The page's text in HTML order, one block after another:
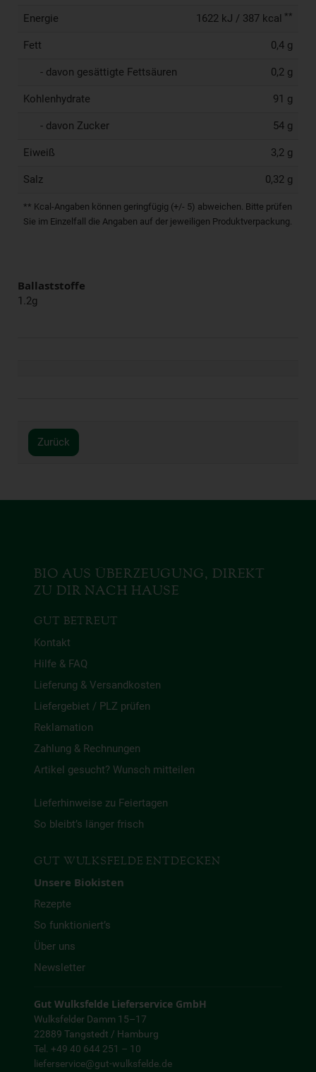
Energie 1622 kJ / 387 kcal **
Fett 0,4 g
- davon gesättigte Fettsäuren 0,2 g
Kohlenhydrate 91 g
- davon Zucker 54 g
Eiweiß 3,2 g
Salz 0,32 g
** Kcal-Angaben können geringfügig (+/- 5) abweichen. Bitte prüfen
Sie im Einzelfall die Angaben auf der jeweiligen Produktverpackung.
Ballaststoffe
1.2g
Zurück
BIO AUS ÜBERZEUGUNG, DIREKT
ZU DIR NACH HAUSE
GUT BETREUT
Kontakt
Hilfe & FAQ
Lieferung & Versandkosten
Liefergebiet / PLZ prüfen
Reklamation
Zahlung & Rechnungen
Artikel gesucht? Wunsch mitteilen
Lieferhinweise zu Feiertagen
So bleibt’s länger frisch
GUT WULKSFELDE ENTDECKEN
Unsere Biokisten
Rezepte
So funktioniert’s
Über uns
Newsletter
Gut Wulksfelde Lieferservice GmbH
Wulksfelder Damm 15–17
22889 Tangstedt / Hamburg
Tel. +49 40 644 251 – 10
lieferservice@gut-wulksfelde.de